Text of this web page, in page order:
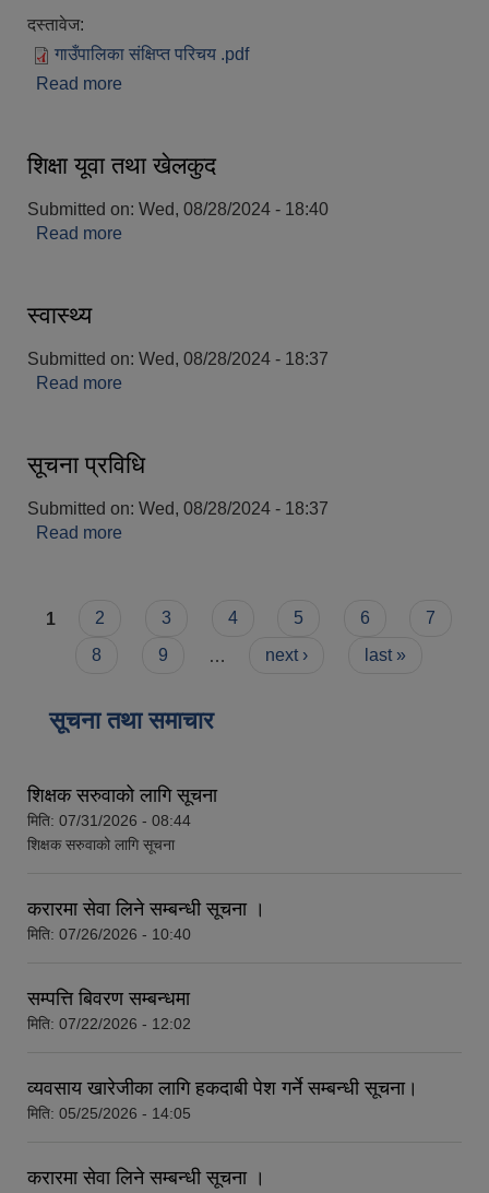
दस्तावेज:
गाउँपालिका संक्षिप्त परिचय .pdf
Read more
शिक्षा यूवा तथा खेलकुद
Submitted on: Wed, 08/28/2024 - 18:40
Read more
स्वास्थ्य
Submitted on: Wed, 08/28/2024 - 18:37
Read more
सूचना प्रविधि
Submitted on: Wed, 08/28/2024 - 18:37
Read more
Pages
1 2 3 4 5 6
7
8
9 next › last »
सूचना तथा समाचार
शिक्षक सरुवाको लागि सूचना
मिति: 07/31/2026 - 08:44
शिक्षक सरुवाको लागि सूचना
करारमा सेवा लिने सम्बन्धी सूचना ।
मिति: 07/26/2026 - 10:40
सम्पत्ति बिवरण सम्बन्धमा
मिति: 07/22/2026 - 12:02
व्यवसाय खारेजीका लागि हकदाबी पेश गर्ने सम्बन्धी सूचना।
मिति: 05/25/2026 - 14:05
करारमा सेवा लिने सम्बन्धी सूचना ।